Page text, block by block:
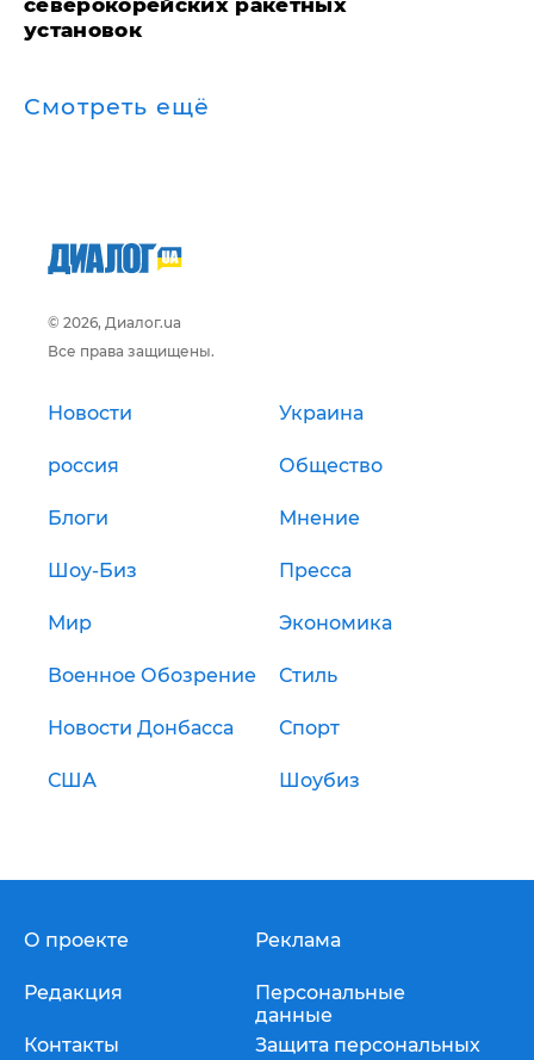
установок
Смотреть ещё
© 2026, Диалог.ua
Все права защищены.
Новости Украина
россия Общество
Блоги Мнение
Шоу-Биз Пресса
Мир Экономика
Военное Обозрение Стиль
Новости Донбасса Спорт
США Шоубиз
О проекте
Редакция
Контакты
Реклама
Персональные
данные
Защита персональных